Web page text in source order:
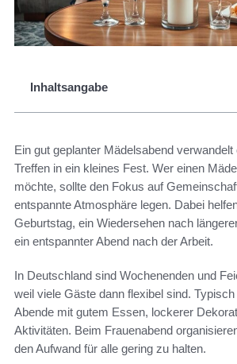
Inhaltsangabe
Ein gut geplanter Mädelsabend verwandelt
Treffen in ein kleines Fest. Wer einen
möchte, sollte den Fokus auf
entspannte Atmosphäre legen. Dabei
Geburtstag, ein Wiedersehen nach
ein entspannter Abend nach der Arbeit.
In Deutschland sind Wochenenden und
weil viele Gäste dann flexibel sind.
Abende mit gutem Essen, lockerer
Aktivitäten. Beim Frauenabend
den Aufwand für alle gering zu halten.